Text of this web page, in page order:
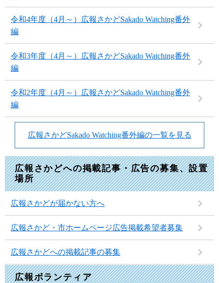
令和4年度（4月～）広報さかどSakado Watching番外
編
令和3年度（4月～）広報さかどSakado Watching番外
編
令和2年度（4月～）広報さかどSakado Watching番外
編
広報さかどSakado Watching番外編の一覧を見る
広報さかどへの掲載記事・広告の募集、設置
場所
広報さかどが届かない方へ
広報さかど・市ホームページ広告掲載希望者募集
広報さかどへの掲載記事の募集
広報ボランティア